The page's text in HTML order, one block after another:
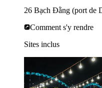
26 Bạch Đằng (port de
Comment s'y rendre
Sites inclus